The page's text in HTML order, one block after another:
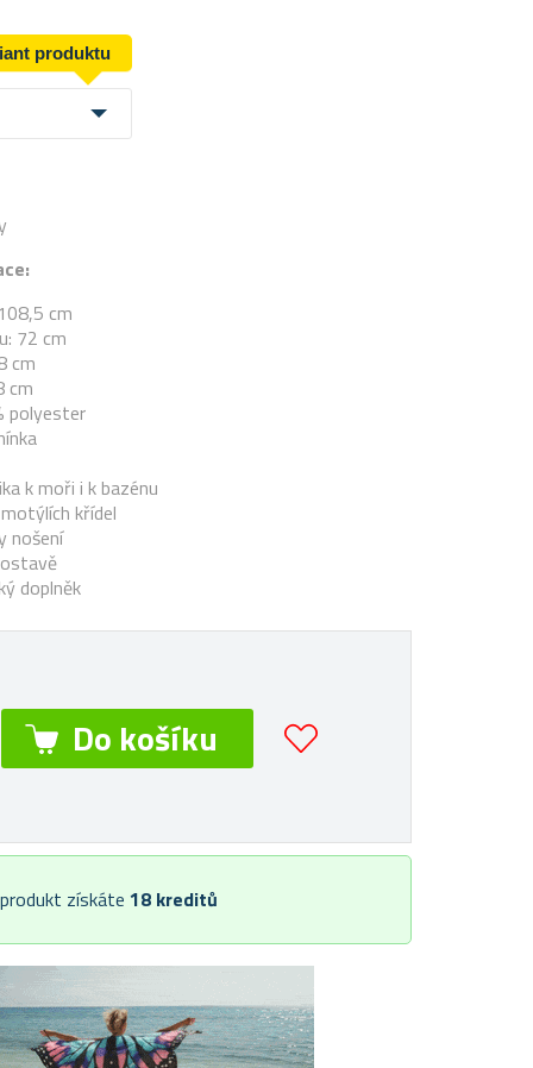
produktu
cm
72 cm
cm
cm
polyester
k moři i k bazénu
křídel
nošení
doplněk
získáte 18 kreditů